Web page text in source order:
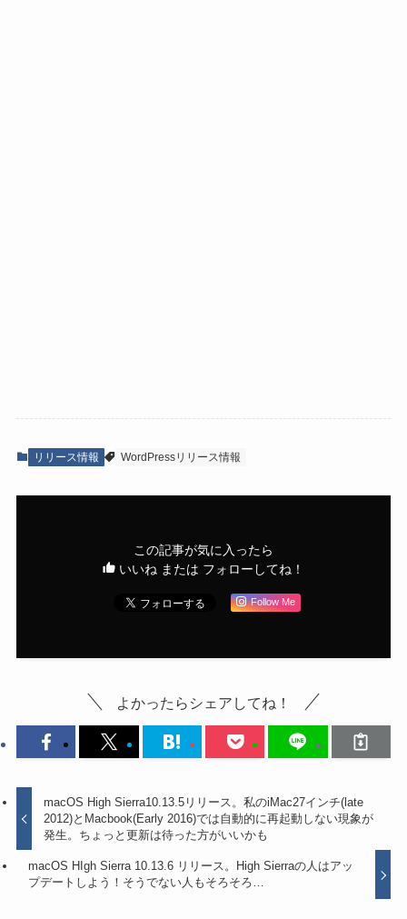
リリース情報 WordPressリリース情報
この記事が気に入ったら
いいね または フォローしてね！
Follow Me
よかったらシェアしてね！
macOS High Sierra10.13.5リリース。私のiMac27インチ(late
2012)とMacbook(Early 2016)では自動的に再起動しない現象が
発生。ちょっと更新は待った方がいいかも
macOS HIgh Sierra 10.13.6 リリース。High Sierraの人はアッ
プデートしよう！そうでない人もそろそろ…